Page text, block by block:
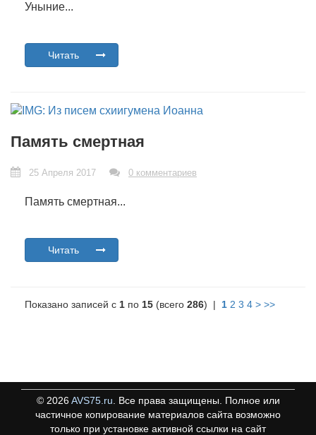
Уныние...
Читать
Память смертная
25 Апреля 2017 0 комментариев
Память смертная...
Читать
Показано записей с 1 по 15 (всего 286) | 1 2 3 4 > >>
© 2026 AVS75.ru . Все права защищены. Полное или
частичное копирование материалов сайта возможно
только при установке активной ссылки на сайт